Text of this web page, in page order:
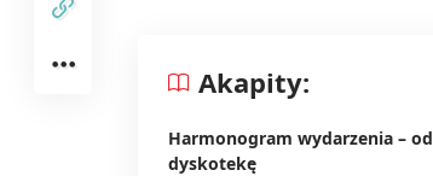
Akapity:
Harmonogram wydarzenia –
dyskotekę